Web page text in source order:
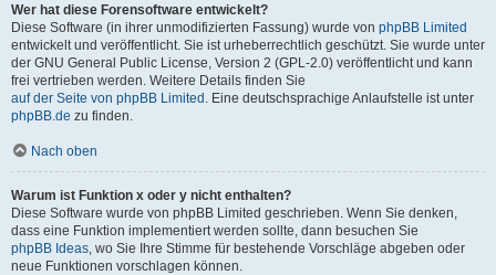
Wer hat diese Forensoftware entwickelt?
Diese Software (in ihrer unmodifizierten Fassung) wurde von phpBB Limited
entwickelt und veröffentlicht. Sie ist urheberrechtlich geschützt. Sie wurde unter
der GNU General Public License, Version 2 (GPL-2.0) veröffentlicht und kann
frei vertrieben werden. Weitere Details finden Sie
auf der Seite von phpBB Limited . Eine deutschsprachige Anlaufstelle ist unter
phpBB.de zu finden.
Nach oben
Warum ist Funktion x oder y nicht enthalten?
Diese Software wurde von phpBB Limited geschrieben. Wenn Sie denken,
dass eine Funktion implementiert werden sollte, dann besuchen Sie
phpBB Ideas, wo Sie Ihre Stimme für bestehende Vorschläge abgeben oder
neue Funktionen vorschlagen können.